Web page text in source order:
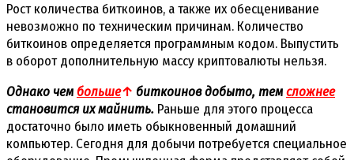
Рост количества биткоинов, а также их обесценивание
невозможно по техническим причинам. Количество
биткоинов определяется программным кодом. Выпустить
в оборот дополнительную массу криптовалюты нельзя.
Однако чем больше↑ биткоинов добыто, темсложнее
становится их майнить. Раньше для этого процесса
достаточно было иметь обыкновенный домашний
компьютер. Сегодня для добычи потребуется специальное